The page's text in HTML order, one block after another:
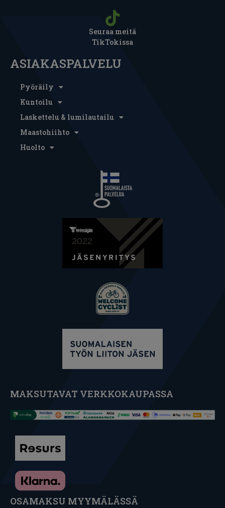
Seuraa meitä
TikTokissa
ASIAKASPALVELU
Pyöräily
Kuntoilu
Laskettelu & lumilautailu
Maastohiihto
Huolto
MAKSUTAVAT VERKKOKAUPASSA
OSAMAKSU MYYMÄLÄSSÄ